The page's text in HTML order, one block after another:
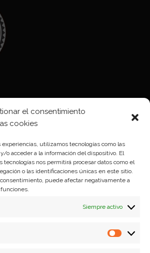
el consentimiento
cookies
experiencias, utilizamos tecnologías como las
o acceder a la información del dispositivo. El
tecnologías nos permitirá procesar datos como el
o las identificaciones únicas en este sitio.
puede afectar negativamente a
Siempre activo
de envio